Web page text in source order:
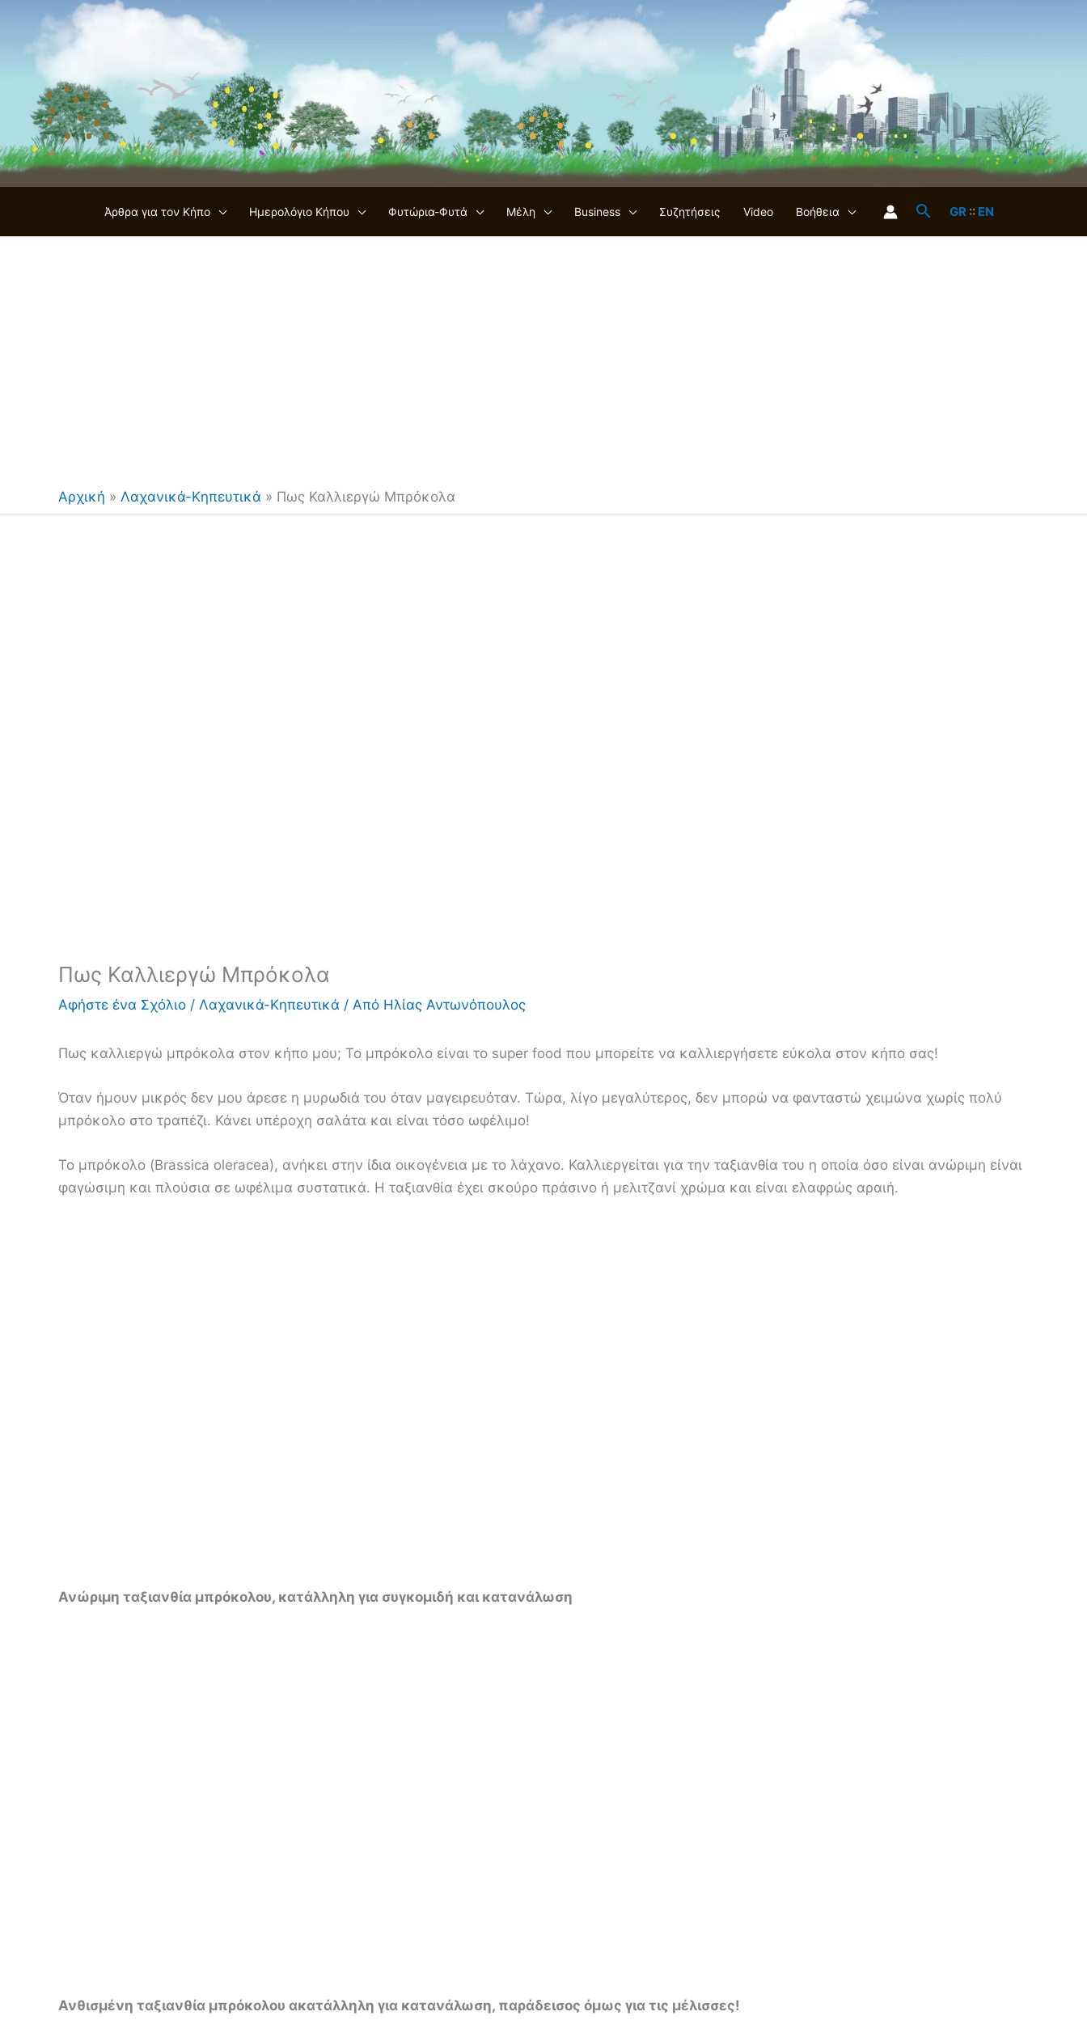
περιεχόμενο
Άρθρα για τον Κήπο Ημερολόγιο Κήπου Φυτώρια-Φυτά Μέλη Business Συζητήσεις Video Βοήθεια GR :: EN
Αρχική » Λαχανικά-Κηπευτικά » Πως Καλλιεργώ Μπρόκολα
Πως Καλλιεργώ Μπρόκολα
Αφήστε ένα Σχόλιο / Λαχανικά-Κηπευτικά / Από Ηλίας Αντωνόπουλος
Πως καλλιεργώ μπρόκολα στον κήπο μου; Το μπρόκολο είναι το super food που μπορείτε να καλλιεργήσετε εύκολα στον κήπο σας!
Όταν ήμουν μικρός δεν μου άρεσε η μυρωδιά του όταν μαγειρευόταν. Τώρα, λίγο μεγαλύτερος, δεν μπορώ να φανταστώ χειμώνα χωρίς πολύ
μπρόκολο στο τραπέζι. Κάνει υπέροχη σαλάτα και είναι τόσο ωφέλιμο!
Το μπρόκολο (Brassica oleracea), ανήκει στην ίδια οικογένεια με το λάχανο. Καλλιεργείται για την ταξιανθία του η οποία όσο είναι ανώριμη είναι
φαγώσιμη και πλούσια σε ωφέλιμα συστατικά. Η ταξιανθία έχει σκούρο πράσινο ή μελιτζανί χρώμα και είναι ελαφρώς αραιή.
Ανώριμη ταξιανθία μπρόκολου, κατάλληλη για συγκομιδή και κατανάλωση
Ανθισμένη ταξιανθία μπρόκολου ακατάλληλη για κατανάλωση, παράδεισος όμως για τις μέλισσες!